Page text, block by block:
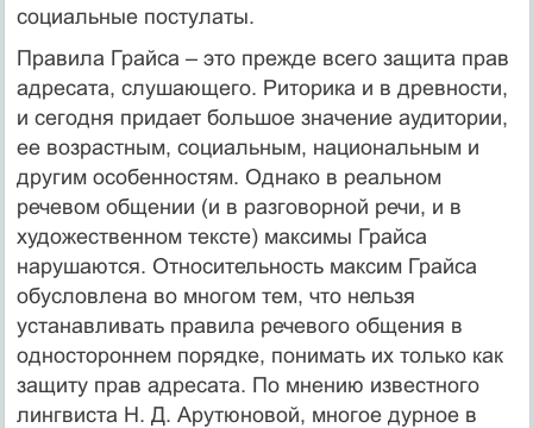
социальные постулаты.
Правила Грайса – это прежде всего защита прав
адресата, слушающего. Риторика и в древности,
и сегодня придает большое значение аудитории,
ее возрастным, социальным, национальным и
другим особенностям. Однако в реальном
речевом общении (и в разговорной речи, и в
художественном тексте) максимы Грайса
нарушаются. Относительность максим Грайса
обусловлена во многом тем, что нельзя
устанавливать правила речевого общения в
одностороннем порядке, понимать их только как
защиту прав адресата. По мнению известного
лингвиста Н. Д. Арутюновой, многое дурное в